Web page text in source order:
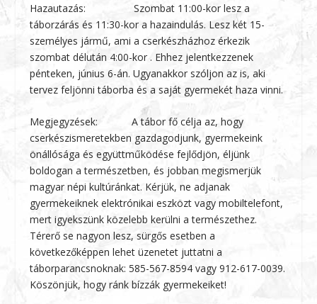
Hazautazás: Szombat 11:00-kor lesz a
táborzárás és 11:30-kor a hazaindulás. Lesz két 15-
személyes jármű, ami a cserkészházhoz érkezik
szombat délután 4:00-kor . Ehhez jelentkezzenek
pénteken, június 6-án. Ugyanakkor szóljon az is, aki
tervez feljönni táborba és a saját gyermekét haza vinni.
Megjegyzések: A tábor fő célja az, hogy
cserkészismeretekben gazdagodjunk, gyermekeink
önállósága és együttműködése fejlődjön, éljünk
boldogan a természetben, és jobban megismerjük
magyar népi kultúránkat. Kérjük, ne adjanak
gyermekeiknek elektrónikai eszközt vagy mobiltelefont,
mert igyekszünk közelebb kerülni a természethez.
Térerő se nagyon lesz, sürgős esetben a
következőképpen lehet üzenetet juttatni a
táborparancsnoknak: 585-567-8594 vagy 912-617-0039.
Köszönjük, hogy ránk bízzák gyermekeiket!